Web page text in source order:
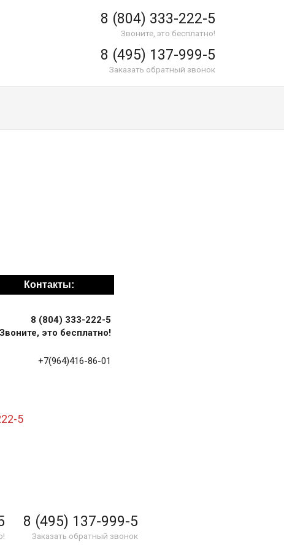
8 (804) 333-222-5
Звоните, это бесплатно!
8 (495) 137-999-5
Заказать обратный звонок
Контакты:
8 (804) 333-222-5
Звоните, это бесплатно!
+7(964)416-86-01
5
8 (495) 137-999-5
Заказать обратный звонок